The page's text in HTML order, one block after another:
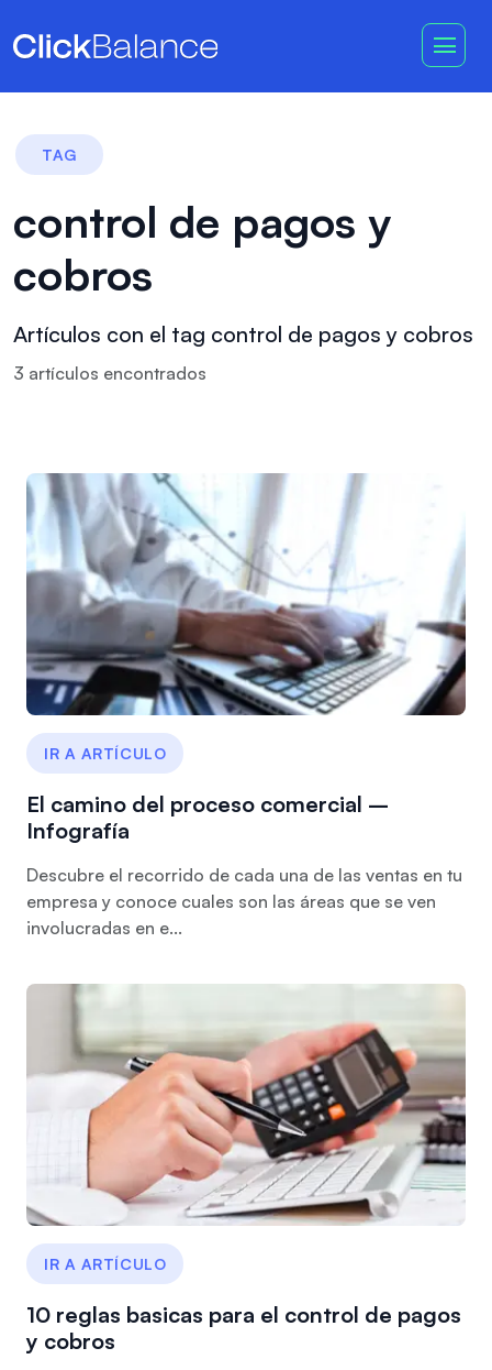
TAG
control de pagos y
cobros
Artículos con el tag control de pagos y cobros
3 artículos encontrados
IR A ARTÍCULO
El camino del proceso comercial –
Infografía
Descubre el recorrido de cada una de las ventas en tu
empresa y conoce cuales son las áreas que se ven
involucradas en e...
IR A ARTÍCULO
10 reglas basicas para el control de pagos
y cobros